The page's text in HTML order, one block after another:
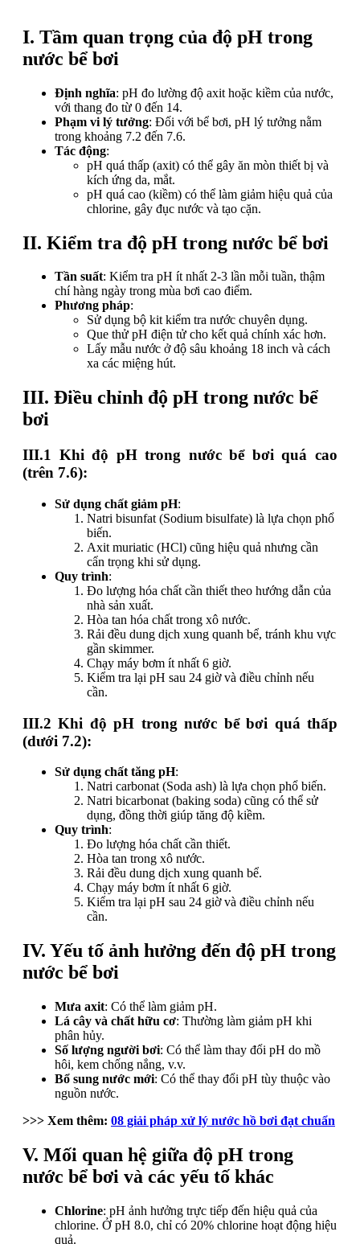
I. Tầm quan trọng của độ pH trong
nước bể bơi
Định nghĩa: pH đo lường độ axit hoặc kiềm của nước,
với thang đo từ 0 đến 14.
Phạm vi lý tưởng: Đối với bể bơi, pH lý tưởng nằm
trong khoảng 7.2 đến 7.6.
Tác động:
pH quá thấp (axit) có thể gây ăn mòn thiết bị và
kích ứng da, mắt.
pH quá cao (kiềm) có thể làm giảm hiệu quả của
chlorine, gây đục nước và tạo cặn.
II. Kiểm tra độ pH trong nước bể bơi
Tần suất: Kiểm tra pH ít nhất 2-3 lần mỗi tuần, thậm
chí hàng ngày trong mùa bơi cao điểm.
Phương pháp:
Sử dụng bộ kit kiểm tra nước chuyên dụng.
Que thử pH điện tử cho kết quả chính xác hơn.
Lấy mẫu nước ở độ sâu khoảng 18 inch và cách
xa các miệng hút.
III. Điều chỉnh độ pH trong nước bể
bơi
III.1 Khi độ pH trong nước bể bơi quá cao
(trên 7.6):
Sử dụng chất giảm pH:
Natri bisunfat (Sodium bisulfate) là lựa chọn phổ
biến.
Axit muriatic (HCl) cũng hiệu quả nhưng cần
cẩn trọng khi sử dụng.
Quy trình:
Đo lượng hóa chất cần thiết theo hướng dẫn của
nhà sản xuất.
Hòa tan hóa chất trong xô nước.
Rải đều dung dịch xung quanh bể, tránh khu vực
gần skimmer.
Chạy máy bơm ít nhất 6 giờ.
Kiểm tra lại pH sau 24 giờ và điều chỉnh nếu
cần.
III.2 Khi độ pH trong nước bể bơi quá thấp
(dưới 7.2):
Sử dụng chất tăng pH:
Natri carbonat (Soda ash) là lựa chọn phổ biến.
Natri bicarbonat (baking soda) cũng có thể sử
dụng, đồng thời giúp tăng độ kiềm.
Quy trình:
Đo lượng hóa chất cần thiết.
Hòa tan trong xô nước.
Rải đều dung dịch xung quanh bể.
Chạy máy bơm ít nhất 6 giờ.
Kiểm tra lại pH sau 24 giờ và điều chỉnh nếu
cần.
IV. Yếu tố ảnh hưởng đến độ pH trong
nước bể bơi
Mưa axit: Có thể làm giảm pH.
Lá cây và chất hữu cơ: Thường làm giảm pH khi
phân hủy.
Số lượng người bơi: Có thể làm thay đổi pH do mồ
hôi, kem chống nắng, v.v.
Bổ sung nước mới: Có thể thay đổi pH tùy thuộc vào
nguồn nước.
>>> Xem thêm: 08 giải pháp xử lý nước hồ bơi đạt chuẩn
V. Mối quan hệ giữa độ pH trong
nước bể bơi và các yếu tố khác
Chlorine: pH ảnh hưởng trực tiếp đến hiệu quả của
chlorine. Ở pH 8.0, chỉ có 20% chlorine hoạt động hiệu
quả.